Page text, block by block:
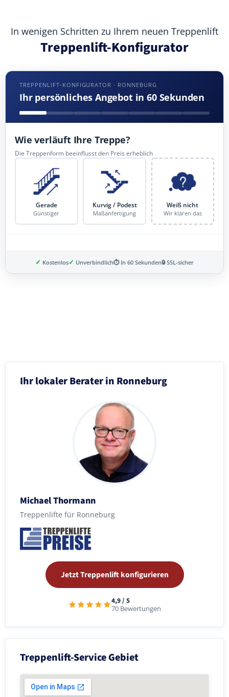
In wenigen Schritten zu Ihrem neuen Treppenlift
Treppenlift-Konfigurator
TREPPENLIFT-KONFIGURATOR · RONNEBURG
Ihr persönliches Angebot in 60 Sekunden
Wie verläuft Ihre Treppe?
Die Treppenform beeinflusst den Preis erheblich
Gerade
Günstiger
Kurvig / Podest
Maßanfertigung
Weiß nicht
Wir klären das
✓ Kostenlos✓ Unverbindlich⏱ In 60 Sekunden🔒 SSL-sicher
Ihr lokaler Berater in Ronneburg
Michael Thormann
Treppenlifte für Ronneburg
Jetzt Treppenlift konfigurieren
4,9 / 5
70 Bewertungen
Treppenlift-Service Gebiet